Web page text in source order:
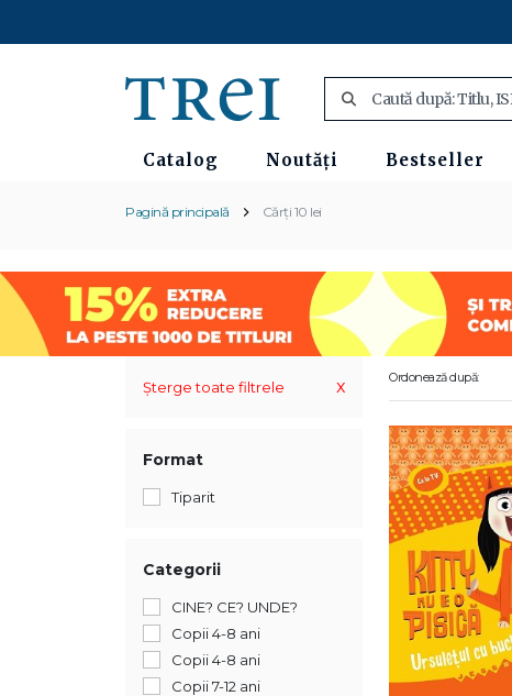
Catalog Noutăți Bestseller
Pagină principală Cărți 10 lei
Șterge toate filtrele x
Format
Tiparit
Categorii
CINE? CE? UNDE?
Copii 4-8 ani
Copii 4-8 ani
Copii 7-12 ani
Ordonează după: